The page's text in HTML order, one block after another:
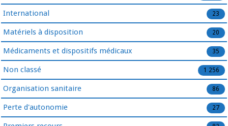
International 23
Matériels à disposition 20
Médicaments et dispositifs médicaux 35
Non classé 1 256
Organisation sanitaire 86
Perte d'autonomie 27